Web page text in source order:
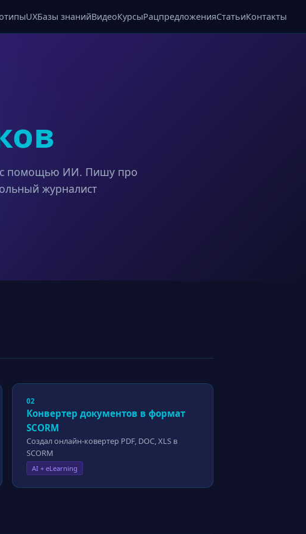
UXБазы знанийВидеоКурсыРацпредложенияСтатьиКонтакты
с помощью ИИ. Пишу про
журналист
02
Конвертер документов в формат
SCORM
Создал онлайн-ковертер PDF, DOC, XLS в
SCORM
AI + eLearning